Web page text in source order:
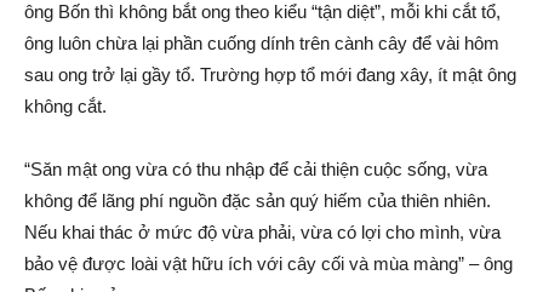
ông Bốn thì không bắt ong theo kiểu “tận diệt”, mỗi khi cắt tổ,
ông luôn chừa lại phần cuống dính trên cành cây để vài hôm
sau ong trở lại gầy tổ. Trường hợp tổ mới đang xây, ít mật ông
không cắt.
“Săn mật ong vừa có thu nhập để cải thiện cuộc sống, vừa
không để lãng phí nguồn đặc sản quý hiếm của thiên nhiên.
Nếu khai thác ở mức độ vừa phải, vừa có lợi cho mình, vừa
bảo vệ được loài vật hữu ích với cây cối và mùa màng” – ông